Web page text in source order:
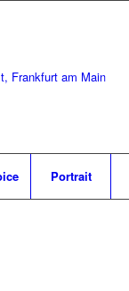
Portrait